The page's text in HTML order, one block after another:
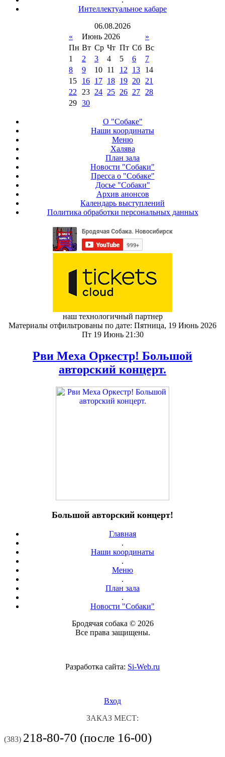
Интеллектуальное кабаре
06.08.2026
«
Июнь 2026
»
Пн Вт Ср Чт Пт Сб Вс
1
2 3 4 5 6
7
8
9 10 11 12 13
14
15
16 17 18 19 20
21
22
23 24 25 26 27
28
29 30
О "Собаке"
Наши координаты
Меню
Халява
План зала
Новости "Собаки"
Пресса о "Собаке"
Досье "Собаки"
Архив анонсов
Календарь выступлений
Политика обработки персональных данных
наш технологичный партнер
Материалы отфильтрованы по дате: Пятница, 19 Июнь 2026
Пт 19 Июнь 21:30
Рви Меха Оркестр! Большой
авторский концерт.
Большой авторский концерт!
Главная
.
Наши координаты
.
Меню
.
План зала
.
Новости "Собаки"
Бродячая собака © 2026
Все права защищены.
Разработка сайта: Si-Web.ru
Вход
ЗАКАЗ МЕСТ:
(383) 218-80-70 (после 16-00)